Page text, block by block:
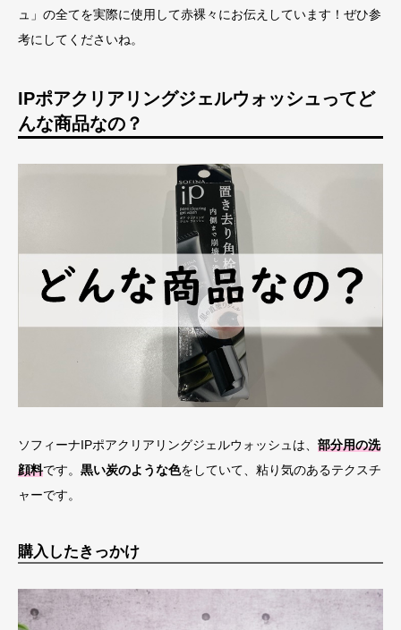
ュ」の全てを実際に使用して赤裸々にお伝えしています！ぜひ参
考にしてくださいね。
IPポアクリアリングジェルウォッシュってど
んな商品なの？
ソフィーナIPポアクリアリングジェルウォッシュは、 部分用の洗
顔料です。 黒い炭のような色をしていて、粘り気のあるテクスチ
ャーです。
購入したきっかけ